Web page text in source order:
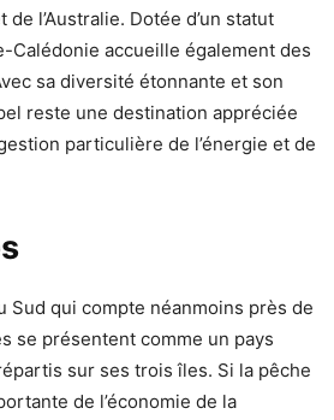
l’Australie. Dotée d’un statut
Calédonie accueille également des
sa diversité étonnante et son
reste une destination appréciée
particulière de l’énergie et de
Sud qui compte néanmoins près de
se présentent comme un pays
sur ses trois îles. Si la pêche
de l’économie de la